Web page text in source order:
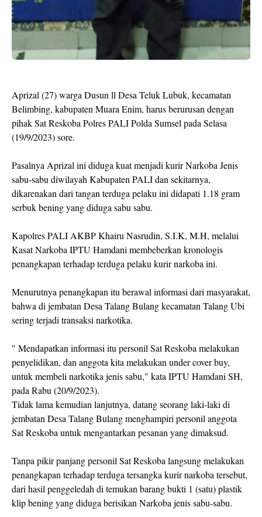
Aprizal (27) warga Dusun ll Desa Teluk Lubuk, kecamatan
Belimbing, kabupaten Muara Enim, harus berurusan dengan
pihak Sat Reskoba Polres PALI Polda Sumsel pada Selasa
(19/9/2023) sore.
Pasalnya Aprizal ini diduga kuat menjadi kurir Narkoba Jenis
sabu-sabu diwilayah Kabupaten PALI dan sekitarnya,
dikarenakan dari tangan terduga pelaku ini didapati 1.18 gram
serbuk bening yang diduga sabu sabu.
Kapolres PALI AKBP Khairu Nasrudin, S.I.K, M.H, melalui
Kasat Narkoba IPTU Hamdani membeberkan kronologis
penangkapan terhadap terduga pelaku kurir narkoba ini.
Menurutnya penangkapan itu berawal informasi dari masyarakat,
bahwa di jembatan Desa Talang Bulang kecamatan Talang Ubi
sering terjadi transaksi narkotika.
" Mendapatkan informasi itu personil Sat Reskoba melakukan
penyelidikan, dan anggota kita melakukan under cover buy,
untuk membeli narkotika jenis sabu," kata IPTU Hamdani SH,
pada Rabu (20/9/2023).
Tidak lama kemudian lanjutnya, datang seorang laki-laki di
jembatan Desa Talang Bulang menghampiri personil anggota
Sat Reskoba untuk mengantarkan pesanan yang dimaksud.
Tanpa pikir panjang personil Sat Reskoba langsung melakukan
penangkapan terhadap terduga tersangka kurir narkoba tersebut,
dari hasil penggeledah di temukan barang bukti 1 (satu) plastik
klip bening yang diduga berisikan Narkoba jenis sabu-sabu.